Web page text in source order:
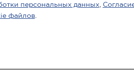
персональных данных
файлов.